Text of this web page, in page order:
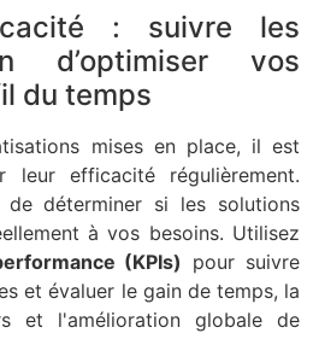
: suivre les
d’optimiser vos
du temps
mises en place, il est
leur efficacité régulièrement.
déterminer si les solutions
à vos besoins. Utilisez
(KPIs) pour suivre
et évaluer le gain de temps, la
et l'amélioration globale de